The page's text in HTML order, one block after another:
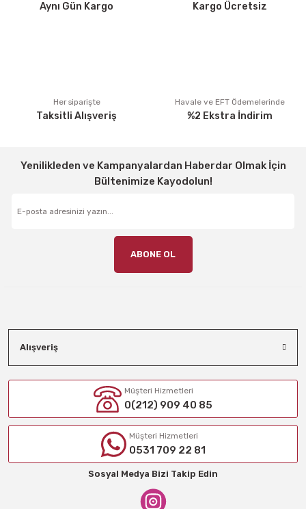
Bu ürüne benzer farklı alternatifler olmalı.
Aynı Gün Kargo Kargo Ücretsiz
Her siparişte
Taksitli Alışveriş
Havale ve EFT Ödemelerinde
%2 Ekstra İndirim
Yenilikleden ve Kampanyalardan Haberdar Olmak İçin
Bültenimize Kayodolun!
ABONE OL
Alışveriş
Müşteri Hizmetleri
0(212) 909 40 85
Müşteri Hizmetleri
0531 709 22 81
Sosyal Medya Bizi Takip Edin